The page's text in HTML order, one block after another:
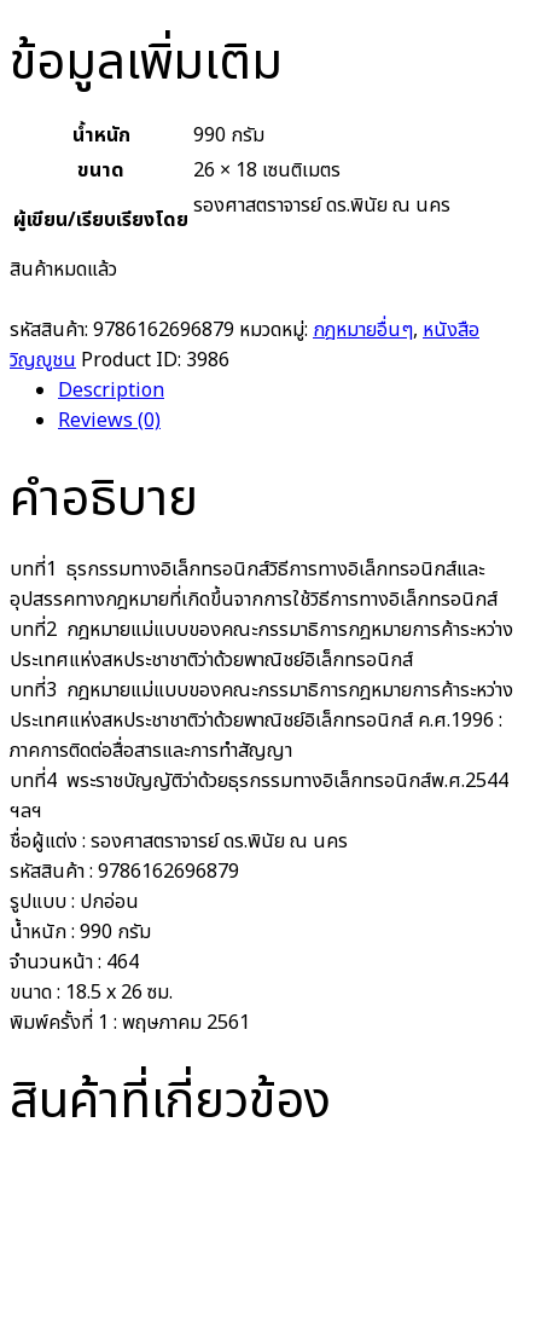
ข้อมูลเพิ่มเติม
น้ำหนัก
990 กรัม
ขนาด
26 × 18 เซนติเมตร
ผู้เขียน/เรียบเรียงโดย รองศาสตราจารย์ ดร.พินัย ณ นคร
สินค้าหมดแล้ว
รหัสสินค้า: 9786162696879 หมวดหมู่: กฎหมายอื่นๆ, หนังสือ
วิญญูชน Product ID: 3986
Description
Reviews (0)
คำอธิบาย
บทที่1 ธุรกรรมทางอิเล็กทรอนิกส์วิธีการทางอิเล็กทรอนิกส์และ
อุปสรรคทางกฎหมายที่เกิดขึ้นจากการใช้วิธีการทางอิเล็กทรอนิกส์
บทที่2 กฎหมายแม่แบบของคณะกรรมาธิการกฎหมายการค้าระหว่าง
ประเทศแห่งสหประชาชาติว่าด้วยพาณิชย์อิเล็กทรอนิกส์
บทที่3 กฎหมายแม่แบบของคณะกรรมาธิการกฎหมายการค้าระหว่าง
ประเทศแห่งสหประชาชาติว่าด้วยพาณิชย์อิเล็กทรอนิกส์ ค.ศ.1996 :
ภาคการติดต่อสื่อสารและการทำสัญญา
บทที่4 พระราชบัญญัติว่าด้วยธุรกรรมทางอิเล็กทรอนิกส์พ.ศ.2544
ฯลฯ
ชื่อผู้แต่ง : รองศาสตราจารย์ ดร.พินัย ณ นคร
รหัสสินค้า : 9786162696879
รูปแบบ : ปกอ่อน
น้ำหนัก : 990 กรัม
จำนวนหน้า : 464
ขนาด : 18.5 x 26 ซม.
พิมพ์ครั้งที่ 1 : พฤษภาคม 2561
สินค้าที่เกี่ยวข้อง